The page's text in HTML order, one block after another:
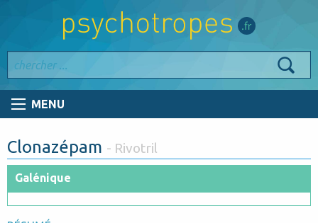
MENU
Clonazépam - Rivotril
Galénique